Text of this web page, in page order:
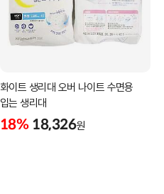
화이트 생리대 오버 나이트 수면용
입는 생리대
18% 18,326원